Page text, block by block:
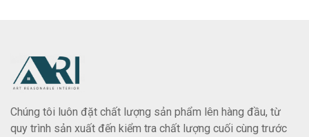
Chúng tôi luôn đặt chất lượng sản phẩm lên hàng đầu, từ
quy trình sản xuất đến kiểm tra chất lượng cuối cùng trước